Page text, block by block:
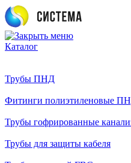
Каталог
Трубы ПНД
Фитинги полиэтиленовые
Трубы гофрированные
Трубы для защиты кабеля